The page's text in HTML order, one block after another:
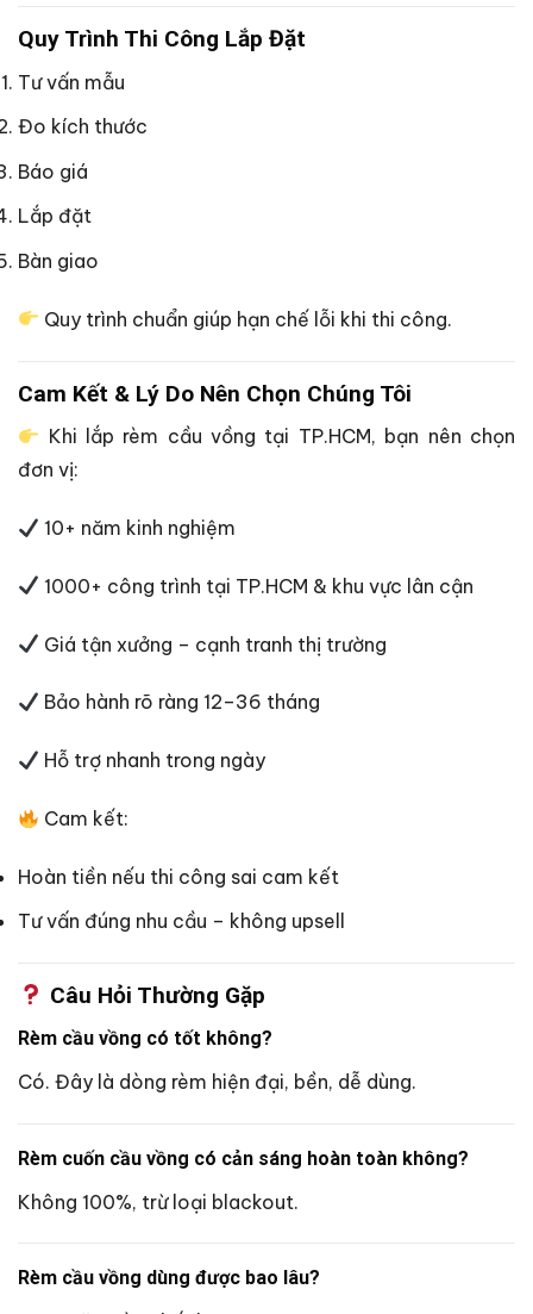
Quy Trình Thi Công Lắp Đặt
Tư vấn mẫu
Đo kích thước
Báo giá
Lắp đặt
Bàn giao
Quy trình chuẩn giúp hạn chế lỗi khi thi công.
Cam Kết & Lý Do Nên Chọn Chúng Tôi
Khi lắp rèm cầu vồng tại TP.HCM, bạn nên chọn
đơn vị:
10+ năm kinh nghiệm
1000+ công trình tại TP.HCM & khu vực lân cận
Giá tận xưởng – cạnh tranh thị trường
Bảo hành rõ ràng 12–36 tháng
Hỗ trợ nhanh trong ngày
Cam kết:
Hoàn tiền nếu thi công sai cam kết
Tư vấn đúng nhu cầu – không upsell
Câu Hỏi Thường Gặp
Rèm cầu vồng có tốt không?
Có. Đây là dòng rèm hiện đại, bền, dễ dùng.
Rèm cuốn cầu vồng có cản sáng hoàn toàn không?
Không 100%, trừ loại blackout.
Rèm cầu vồng dùng được bao lâu?